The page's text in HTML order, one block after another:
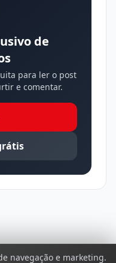
de
para ler o post
e comentar.
navegação e marketing.